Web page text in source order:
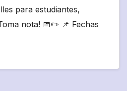
para estudiantes,
nota! 📅✏️ 📌 Fechas